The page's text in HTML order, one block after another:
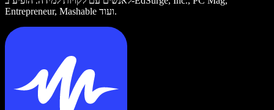
Entrepreneur, Mashable ועוד.